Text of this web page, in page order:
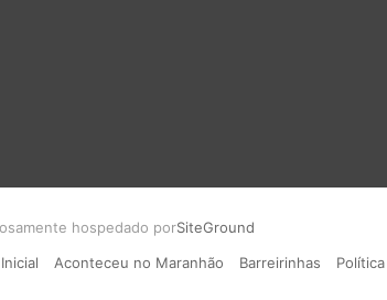
hospedado porSiteGround
Aconteceu no Maranhão Barreirinhas Política